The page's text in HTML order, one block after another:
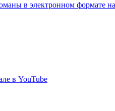
в электронном формате
в YouTube